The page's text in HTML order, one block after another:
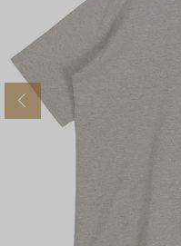
店舗紹介
ブランドから探す
メンズ商